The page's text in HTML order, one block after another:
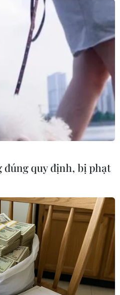
thuận Brexit
đúng quy định, bị phạt